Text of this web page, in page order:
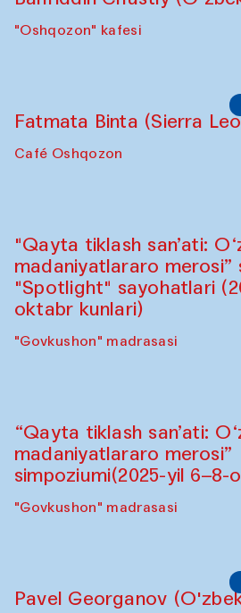
"Oshqozon" kafesi
Fatmata Binta (Sierra
Café Oshqozon
"Qayta tiklash san’ati:
madaniyatlararo merosi”
"Spotlight" sayohatlari
oktabr kunlari)
"Govkushon" madrasasi
“Qayta tiklash san’ati:
madaniyatlararo merosi”
simpoziumi(2025-yil 6–8-
"Govkushon" madrasasi
Pavel Georganov